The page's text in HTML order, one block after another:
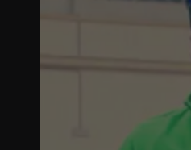
R. Combatentes da
3, R/ch drt, 3200-909
móvel nacional)